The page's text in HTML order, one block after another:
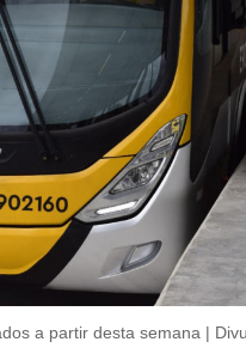
a partir desta semana |